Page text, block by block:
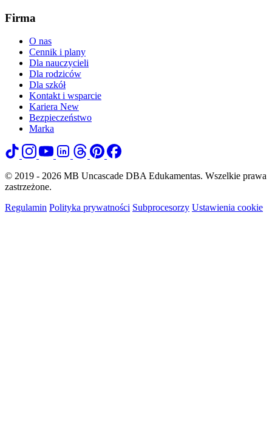
Firma
O nas
Cennik i plany
Dla nauczycieli
Dla rodziców
Dla szkół
Kontakt i wsparcie
Kariera New
Bezpieczeństwo
Marka
© 2019 - 2026 MB Uncascade DBA Edukamentas. Wszelkie prawa
zastrzeżone.
Regulamin Polityka prywatności Subprocesorzy Ustawienia cookie